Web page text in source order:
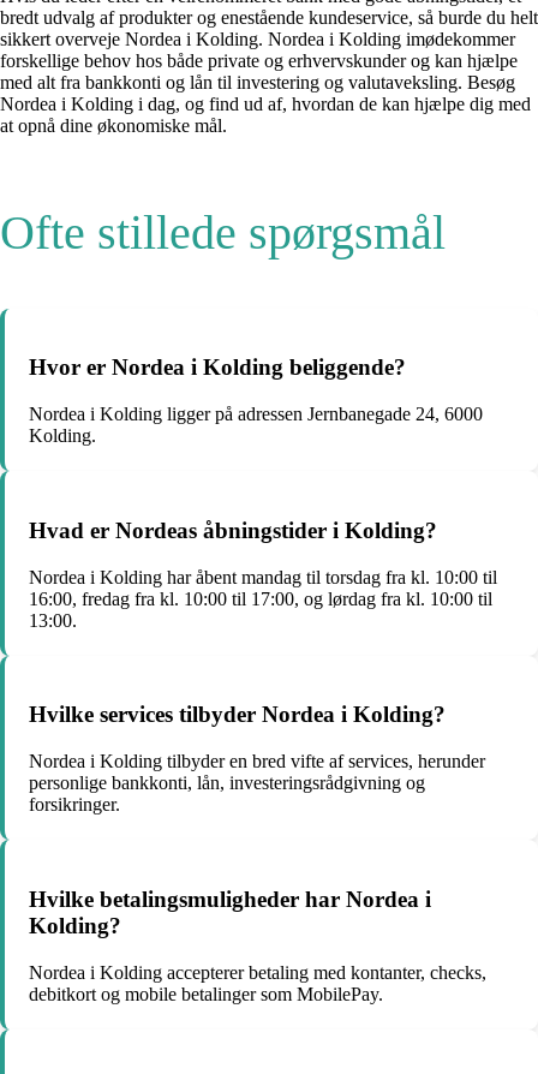
bredt udvalg af produkter og enestående kundeservice, så burde du helt
sikkert overveje Nordea i Kolding. Nordea i Kolding imødekommer
forskellige behov hos både private og erhvervskunder og kan hjælpe
med alt fra bankkonti og lån til investering og valutaveksling. Besøg
Nordea i Kolding i dag, og find ud af, hvordan de kan hjælpe dig med
at opnå dine økonomiske mål.
Ofte stillede spørgsmål
Hvor er Nordea i Kolding beliggende?
Nordea i Kolding ligger på adressen Jernbanegade 24, 6000
Kolding.
Hvad er Nordeas åbningstider i Kolding?
Nordea i Kolding har åbent mandag til torsdag fra kl. 10:00 til
16:00, fredag fra kl. 10:00 til 17:00, og lørdag fra kl. 10:00 til
13:00.
Hvilke services tilbyder Nordea i Kolding?
Nordea i Kolding tilbyder en bred vifte af services, herunder
personlige bankkonti, lån, investeringsrådgivning og
forsikringer.
Hvilke betalingsmuligheder har Nordea i
Kolding?
Nordea i Kolding accepterer betaling med kontanter, checks,
debitkort og mobile betalinger som MobilePay.